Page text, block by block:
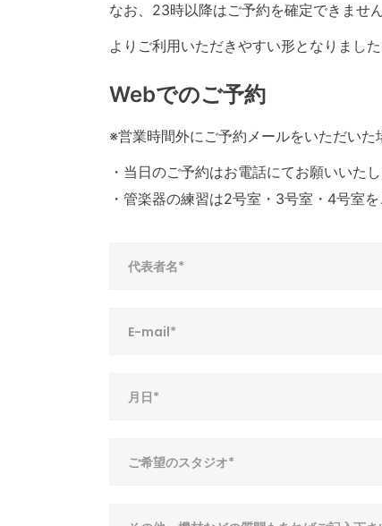
なお、23時以降はご予約を確定できませ
よりご利用いただきやすい形となりました
Webでのご予約
※営業時間外にご予約メールをいただい
・当日のご予約はお電話にてお願いいたし
・管楽器の練習は2号室・3号室・4号室を